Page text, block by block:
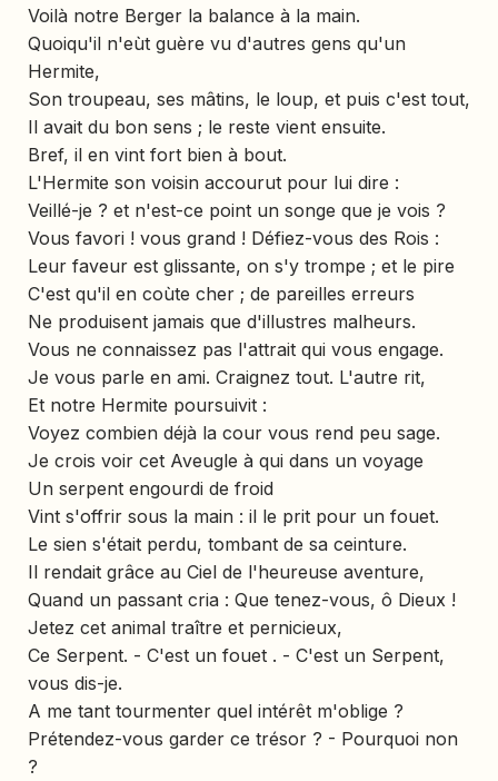
Voilà notre Berger la balance à la main.
Quoiqu'il n'eùt guère vu d'autres gens qu'un
Hermite,
Son troupeau, ses mâtins, le loup, et puis c'est tout,
Il avait du bon sens ; le reste vient ensuite.
Bref, il en vint fort bien à bout.
L'Hermite son voisin accourut pour lui dire :
Veillé-je ? et n'est-ce point un songe que je vois ?
Vous favori ! vous grand ! Défiez-vous des Rois :
Leur faveur est glissante, on s'y trompe ; et le pire
C'est qu'il en coùte cher ; de pareilles erreurs
Ne produisent jamais que d'illustres malheurs.
Vous ne connaissez pas l'attrait qui vous engage.
Je vous parle en ami. Craignez tout. L'autre rit,
Et notre Hermite poursuivit :
Voyez combien déjà la cour vous rend peu sage.
Je crois voir cet Aveugle à qui dans un voyage
Un serpent engourdi de froid
Vint s'offrir sous la main : il le prit pour un fouet.
Le sien s'était perdu, tombant de sa ceinture.
Il rendait grâce au Ciel de l'heureuse aventure,
Quand un passant cria : Que tenez-vous, ô Dieux !
Jetez cet animal traître et pernicieux,
Ce Serpent. - C'est un fouet . - C'est un Serpent,
vous dis-je.
A me tant tourmenter quel intérêt m'oblige ?
Prétendez-vous garder ce trésor ? - Pourquoi non
?